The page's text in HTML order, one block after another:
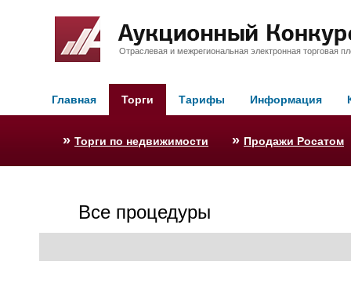
Отраслевая и межрегиональная электронная торговая
Главная Торги Тарифы Информация
» Торги по недвижимости » Продажи Росатом
Все процедуры